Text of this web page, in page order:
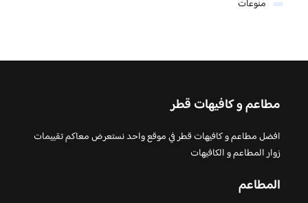
منوعات
مطاعم و كافيهات قطر
افضل مطاعم و كافيهات قطر في موقع واحد نستعرض معاكم تقييمات
زوار المطاعم و الكافيهات
المطاعم